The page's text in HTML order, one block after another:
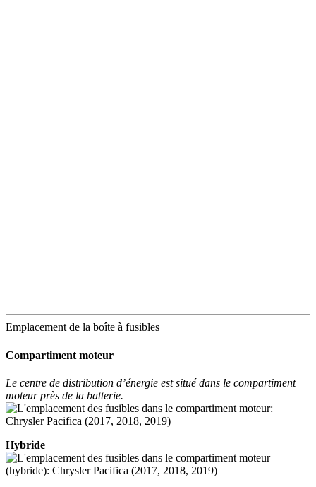
Emplacement de la boîte à fusibles
Compartiment moteur
Le centre de distribution d’énergie est situé dans le compartiment
moteur près de la batterie.
Hybride